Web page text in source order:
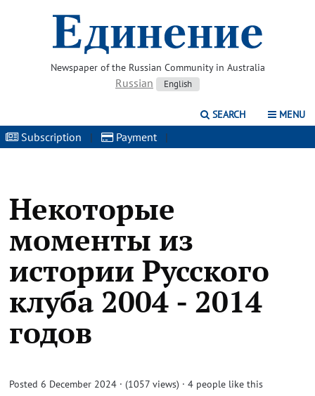
Newspaper of the Russian Community in Australia
Russian English
SEARCH MENU
Subscription | Payment |
Некоторые
моменты из
истории Русского
клуба 2004 - 2014
годов
Posted 6 December 2024 · (1057 views) · 4 people like this